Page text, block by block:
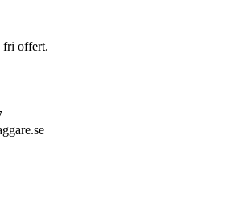
fri offert.